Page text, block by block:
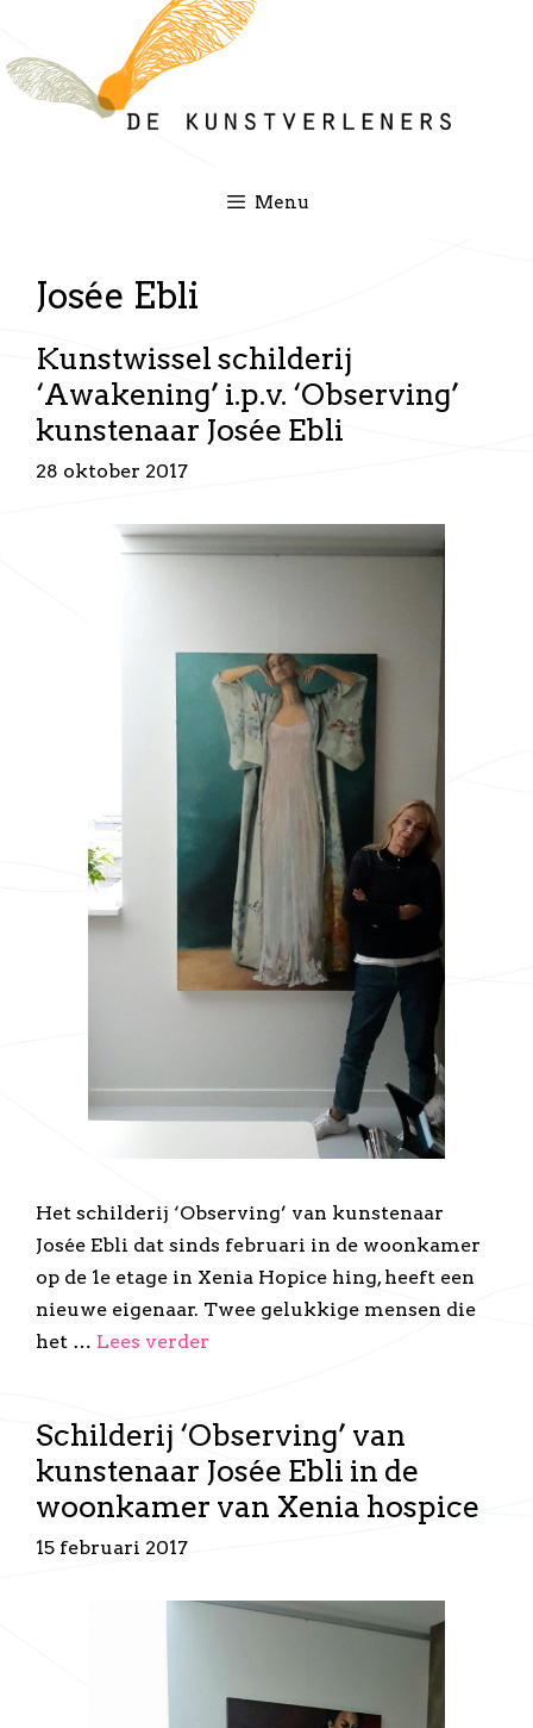
de
inhoud
Menu
Josée Ebli
Kunstwissel schilderij
‘Awakening’ i.p.v. ‘Observing’
kunstenaar Josée Ebli
28 oktober 2017
Het schilderij ‘Observing’ van kunstenaar
Josée Ebli dat sinds februari in de woonkamer
op de 1e etage in Xenia Hopice hing, heeft een
nieuwe eigenaar. Twee gelukkige mensen die
het … Lees verder
Schilderij ‘Observing’ van
kunstenaar Josée Ebli in de
woonkamer van Xenia hospice
15 februari 2017